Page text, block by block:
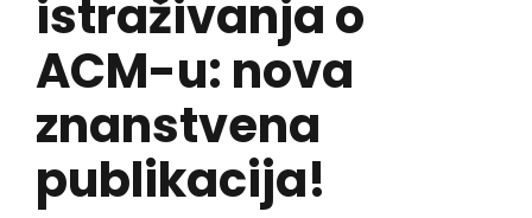
istraživanja o
ACM-u: nova
znanstvena
publikacija!